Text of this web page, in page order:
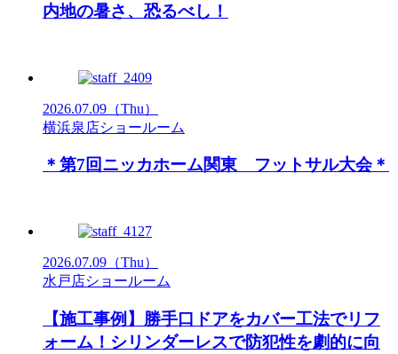
内地の暑さ、恐るべし！
2026.07.09 （Thu）
横浜泉店ショールーム
＊第7回ニッカホーム関東 フットサル大会＊
2026.07.09 （Thu）
水戸店ショールーム
【施工事例】勝手口ドアをカバー工法でリフ
ォーム！シリンダーレスで防犯性を劇的に向